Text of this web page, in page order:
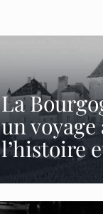
La
un
l’histoire